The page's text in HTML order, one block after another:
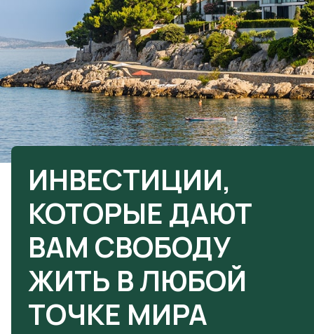
ИНВЕСТИЦИИ,
КОТОРЫЕ ДАЮТ
ВАМ СВОБОДУ
ЖИТЬ В ЛЮБОЙ
ТОЧКЕ МИРА